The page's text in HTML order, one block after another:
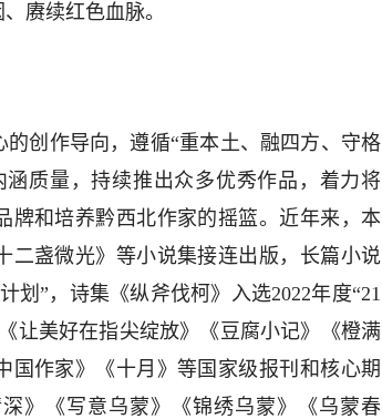
赓续红色血脉。
创作导向，遵循“重本土、融四方、守格
质量，持续推出众多优秀作品，着力将
牌和培养黔西北作家的摇篮。近年来，本
二盏微光》等小说集接连出版，长篇小说
划”，诗集《纵斧伐柯》入选2022年度“21
让美好在指尖绽放》《豆腐小记》《橙满
国作家》《十月》等国家级报刊和核心期
》《写意乌蒙》《锦绣乌蒙》《乌蒙春